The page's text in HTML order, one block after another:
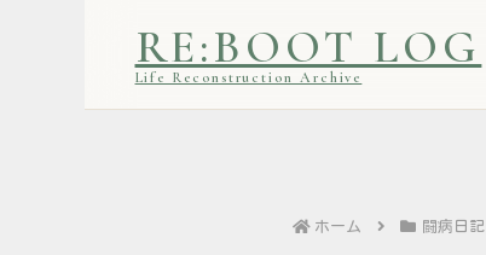
RE:BOOT LOG
Life Reconstruction Archive
ホーム 闘病日記